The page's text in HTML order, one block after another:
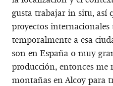
gusta trabajar in situ, así
proyectos
temporalmente a esa
son en España o muy
producción, entonces me
montañas en Alcoy para